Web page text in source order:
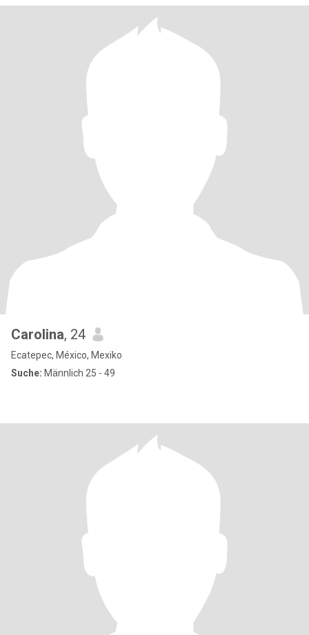
Carolina, 24
Ecatepec, México, Mexiko
Suche: Männlich 25 - 49